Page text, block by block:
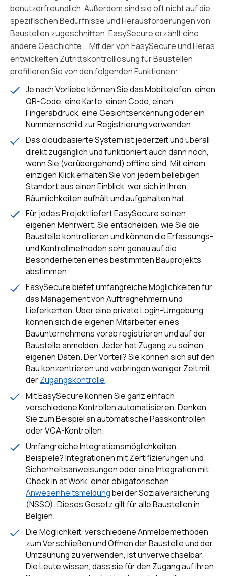
benutzerfreundlich. Außerdem sind sie oft nicht auf die
spezifischen Bedürfnisse und Herausforderungen von
Baustellen zugeschnitten. EasySecure erzählt eine
andere Geschichte... Mit der von EasySecure und Heras
entwickelten Zutrittskontrolllösung für Baustellen
profitieren Sie von den folgenden Funktionen:
Je nach Vorliebe können Sie das Mobiltelefon, einen
QR-Code, eine Karte, einen Code, einen
Fingerabdruck, eine Gesichtserkennung oder ein
Nummernschild zur Registrierung verwenden.
Das cloudbasierte System ist jederzeit und überall
direkt zugänglich und funktioniert auch dann noch,
wenn Sie (vorübergehend) offline sind. Mit einem
einzigen Klick erhalten Sie von jedem beliebigen
Standort aus einen Einblick, wer sich in Ihren
Räumlichkeiten aufhält und aufgehalten hat.
Für jedes Projekt liefert EasySecure seinen
eigenen Mehrwert. Sie entscheiden, wie Sie die
Baustelle kontrollieren und können die Erfassungs-
und Kontrollmethoden sehr genau auf die
Besonderheiten eines bestimmten Bauprojekts
abstimmen.
EasySecure bietet umfangreiche Möglichkeiten für
das Management von Auftragnehmern und
Lieferketten. Über eine private Login-Umgebung
können sich die eigenen Mitarbeiter eines
Bauunternehmens vorab registrieren und auf der
Baustelle anmelden. Jeder hat Zugang zu seinen
eigenen Daten. Der Vorteil? Sie können sich auf den
Bau konzentrieren und verbringen weniger Zeit mit
derZugangskontrolle.
Mit EasySecure können Sie ganz einfach
verschiedene Kontrollen automatisieren. Denken
Sie zum Beispiel an automatische Passkontrollen
oder VCA-Kontrollen.
Umfangreiche Integrationsmöglichkeiten.
Beispiele? Integrationen mit Zertifizierungen und
Sicherheitsanweisungen oder eine Integration mit
Check in at Work, einer obligatorischen
Anwesenheitsmeldungbei der Sozialversicherung
(NSSO). Dieses Gesetz gilt für alle Baustellen in
Belgien.
Die Möglichkeit, verschiedene Anmeldemethoden
zum Verschließen und Öffnen der Baustelle und der
Umzäunung zu verwenden, ist unverwechselbar.
Die Leute wissen, dass sie für den Zugang auf ihren